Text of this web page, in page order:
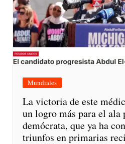
Mundiales
La victoria de este
un logro más para el ala
demócrata, que ya ha
triunfos en primarias